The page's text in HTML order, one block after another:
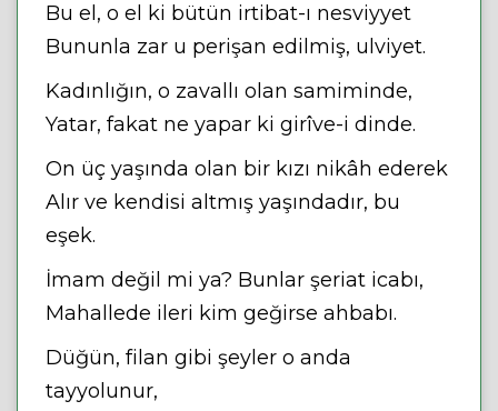
Bu el, o el ki bütün irtibat-ı nesviyyet
Bununla zar u perişan edilmiş, ulviyet.
Kadınlığın, o zavallı olan samiminde,
Yatar, fakat ne yapar ki girîve-i dinde.
On üç yaşında olan bir kızı nikâh ederek
Alır ve kendisi altmış yaşındadır, bu
eşek.
İmam değil mi ya? Bunlar şeriat icabı,
Mahallede ileri kim geğirse ahbabı.
Düğün, filan gibi şeyler o anda
tayyolunur,